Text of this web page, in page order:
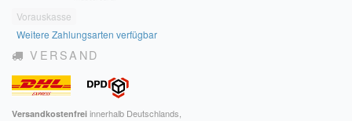
Vorauskasse
Weitere Zahlungsarten verfügbar
VERSAND
Versandkostenfrei innerhalb Deutschlands,